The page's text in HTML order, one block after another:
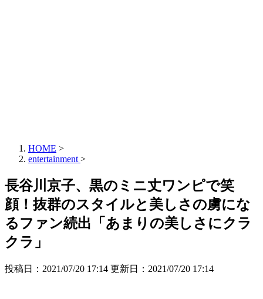
HOME >
entertainment >
長谷川京子、黒のミニ丈ワンピで笑
顔！抜群のスタイルと美しさの虜にな
るファン続出「あまりの美しさにクラ
クラ」
投稿日：2021/07/20 17:14 更新日： 2021/07/20 17:14